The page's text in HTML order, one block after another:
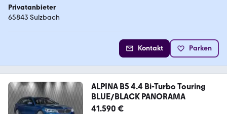
Privatanbieter
65843 Sulzbach
Kontakt Parken
ALPINA B5 4.4 Bi-Turbo Touring
BLUE/BLACK PANORAMA
41.590 €